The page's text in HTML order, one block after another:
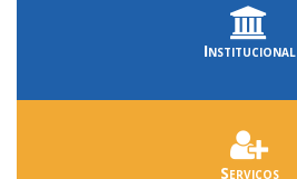
Institucional
Serviços